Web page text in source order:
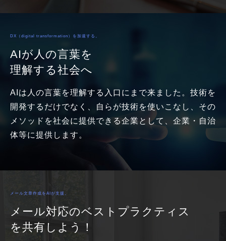
DX（digital transformation）を加速する。
AIが人の言葉を
理解する社会へ
AIは人の言葉を理解する入口にまで来ました。技術を
開発するだけでなく、自らが技術を使いこなし、その
メソッドを社会に提供できる企業として、企業・自治
体等に提供します。
メール文章作成をAIが支援。
メール対応のベストプラクティス
を共有しよう！